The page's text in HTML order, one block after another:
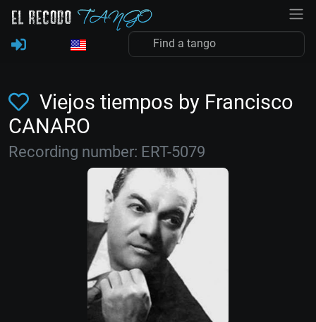
Viejos tiempos by Francisco
CANARO
Recording number: ERT-5079